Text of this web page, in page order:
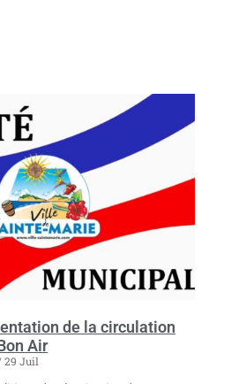
de la circulation
Air
29 Juil